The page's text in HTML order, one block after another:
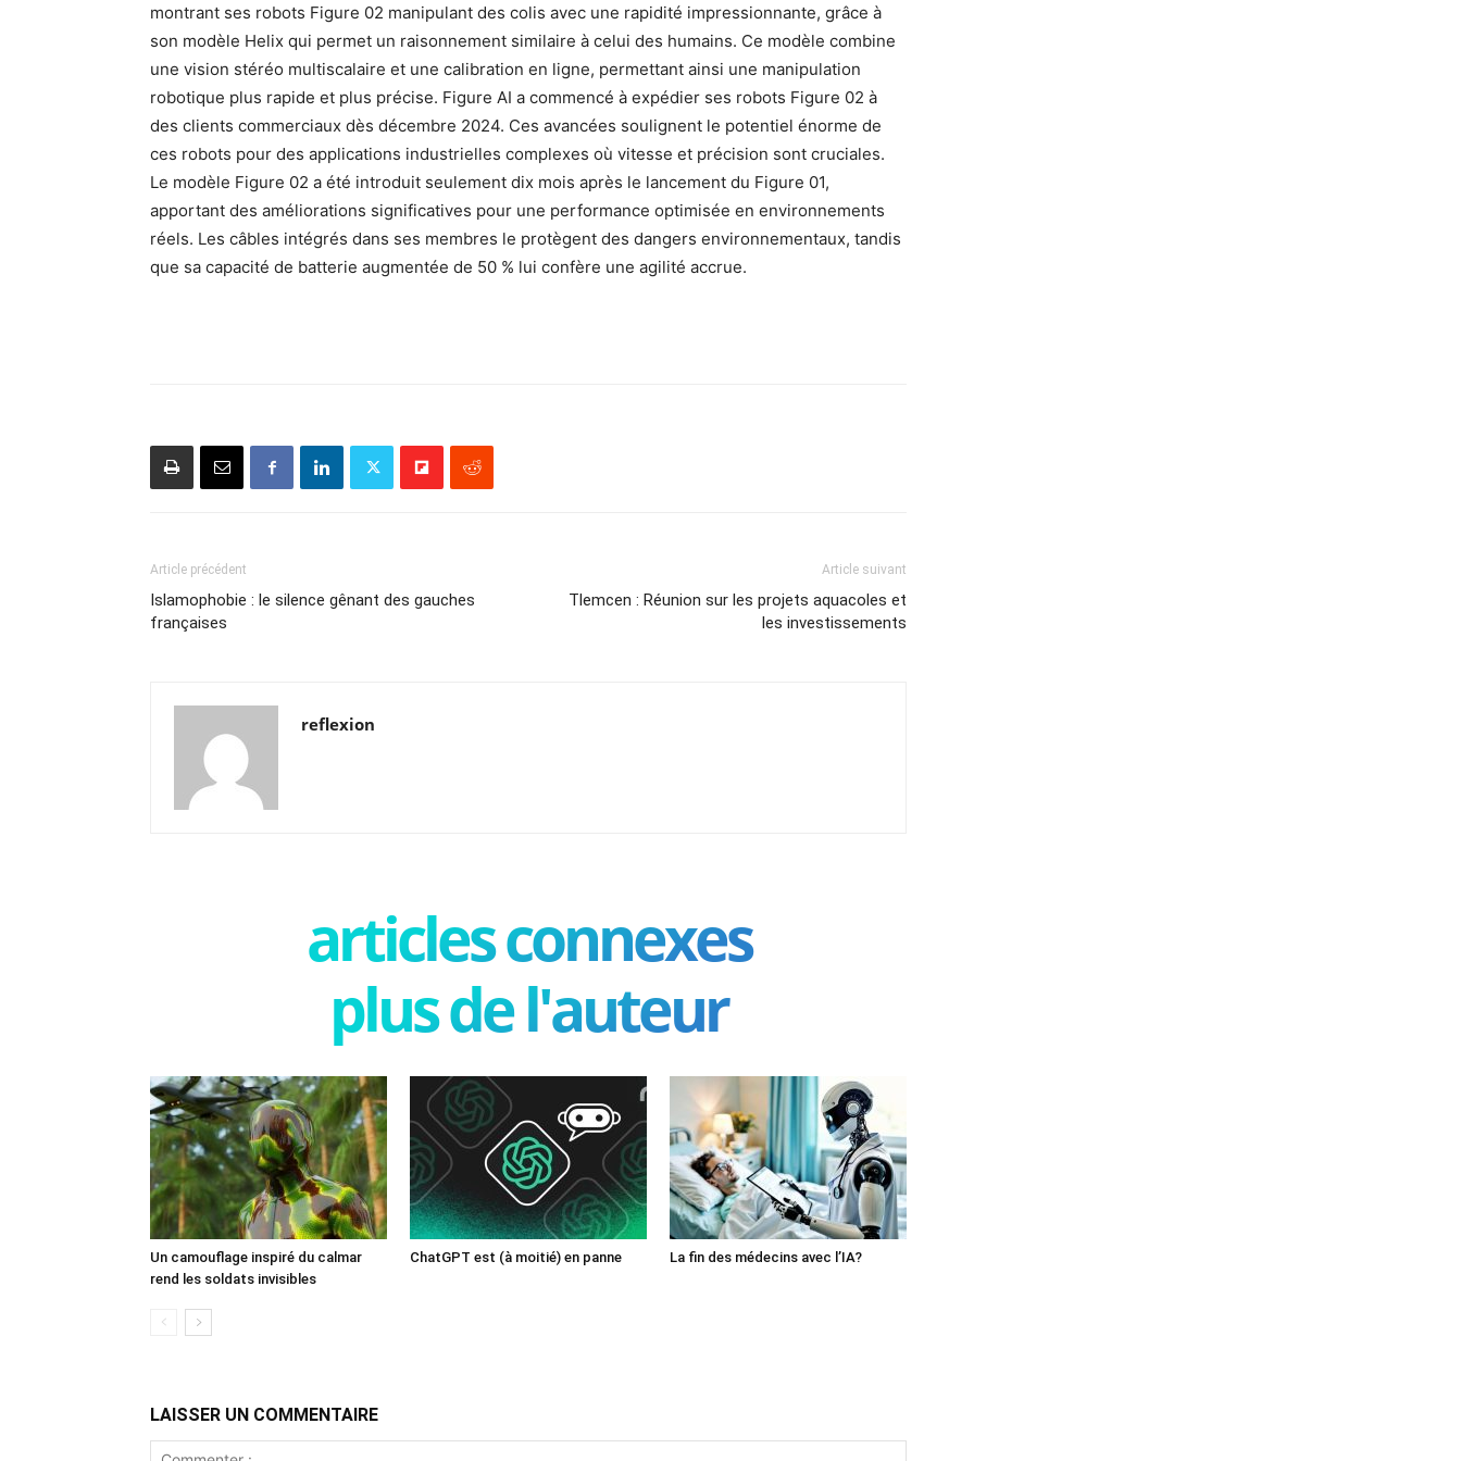
montrant ses robots Figure 02 manipulant des colis avec une rapidité impressionnante, grâce à
son modèle Helix qui permet un raisonnement similaire à celui des humains. Ce modèle combine
une vision stéréo multiscalaire et une calibration en ligne, permettant ainsi une manipulation
robotique plus rapide et plus précise. Figure AI a commencé à expédier ses robots Figure 02 à
des clients commerciaux dès décembre 2024. Ces avancées soulignent le potentiel énorme de
ces robots pour des applications industrielles complexes où vitesse et précision sont cruciales.
Le modèle Figure 02 a été introduit seulement dix mois après le lancement du Figure 01,
apportant des améliorations significatives pour une performance optimisée en environnements
réels. Les câbles intégrés dans ses membres le protègent des dangers environnementaux, tandis
que sa capacité de batterie augmentée de 50 % lui confère une agilité accrue.
Article précédent
Islamophobie : le silence gênant des gauches
françaises
Article suivant
Tlemcen : Réunion sur les projets aquacoles et
les investissements
reflexion
articles connexes
plus de l'auteur
Un camouflage inspiré du calmar
rend les soldats invisibles
ChatGPT est (à moitié) en panne La fin des médecins avec l’IA?
LAISSER UN COMMENTAIRE